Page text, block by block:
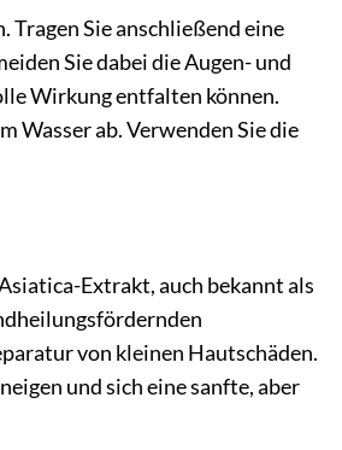
Sie anschließend eine
Sie dabei die Augen- und
Wirkung entfalten können.
Wasser ab. Verwenden Sie die
Extrakt, auch bekannt als
von kleinen Hautschäden.
und sich eine sanfte, aber